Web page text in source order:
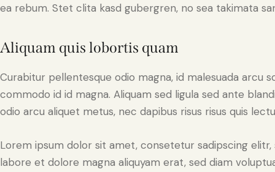
ea rebum. Stet clita kasd gubergren, no sea takimata
Aliquam quis lobortis quam
Curabitur pellentesque odio magna, id malesuada arcu
commodo id id magna. Aliquam sed ligula sed ante
odio arcu aliquet metus, nec dapibus risus risus quis
Lorem ipsum dolor sit amet, consetetur sadipscing
labore et dolore magna aliquyam erat, sed diam